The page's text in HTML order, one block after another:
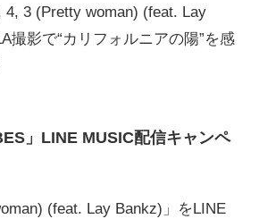
4, 3 (Pretty woman) (feat. Lay
撮影で“カリフォルニアの陽”を感
」LINE MUSIC配信キャンペ
(feat. Lay Bankz)」をLINE